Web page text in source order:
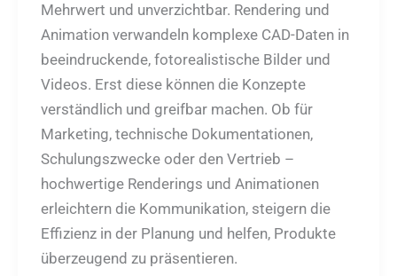
Mehrwert und unverzichtbar. Rendering und
Animation verwandeln komplexe CAD-Daten in
beeindruckende, fotorealistische Bilder und
Videos. Erst diese können die Konzepte
verständlich und greifbar machen. Ob für
Marketing, technische Dokumentationen,
Schulungszwecke oder den Vertrieb –
hochwertige Renderings und Animationen
erleichtern die Kommunikation, steigern die
Effizienz in der Planung und helfen, Produkte
überzeugend zu präsentieren.